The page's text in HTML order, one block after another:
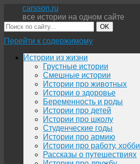
carsson.ru
все истории на одном сайте
OK
Перейти к содержимому
Истории из жизни
Грустные истории
Смешные истории
Истории про животных
Истории о здоровье
Беременность и роды
Истории про детей
Истории про школу
Студенческие годы
Истории про армию
Истории про работу, хобби
Рассказы о путешествиях